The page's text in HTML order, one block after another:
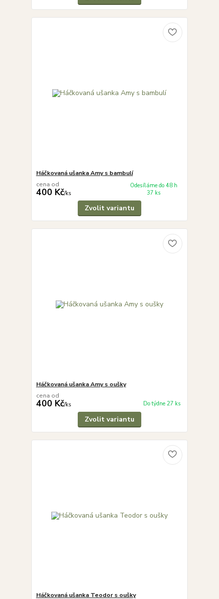
Háčkovaná ušanka Amy s bambulí
cena od
400 Kč/ks
Odesíláme do 48 h
37 ks
Zvolit variantu
Háčkovaná ušanka Amy s oušky
cena od
400 Kč/ks Do týdne 27 ks
Zvolit variantu
Háčkovaná ušanka Teodor s oušky